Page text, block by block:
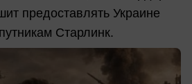
предоставлять Украине
Старлинк.